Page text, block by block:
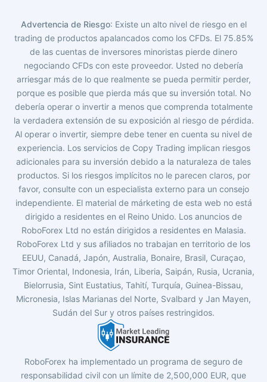
Advertencia de Riesgo: Existe un alto nivel de riesgo en el
trading de productos apalancados como los CFDs. El 75.85%
de las cuentas de inversores minoristas pierde dinero
negociando CFDs con este proveedor. Usted no debería
arriesgar más de lo que realmente se pueda permitir perder,
porque es posible que pierda más que su inversión total. No
debería operar o invertir a menos que comprenda totalmente
la verdadera extensión de su exposición al riesgo de pérdida.
Al operar o invertir, siempre debe tener en cuenta su nivel de
experiencia. Los servicios de Copy Trading implican riesgos
adicionales para su inversión debido a la naturaleza de tales
productos. Si los riesgos implícitos no le parecen claros, por
favor, consulte con un especialista externo para un consejo
independiente. El material de márketing de esta web no está
dirigido a residentes en el Reino Unido. Los anuncios de
RoboForex Ltd no están dirigidos a residentes en Malasia.
RoboForex Ltd y sus afiliados no trabajan en territorio de los
EEUU, Canadá, Japón, Australia, Bonaire, Brasil, Curaçao,
Timor Oriental, Indonesia, Irán, Liberia, Saipán, Rusia, Ucrania,
Bielorrusia, Sint Eustatius, Tahití, Turquía, Guinea-Bissau,
Micronesia, Islas Marianas del Norte, Svalbard y Jan Mayen,
Sudán del Sur y otros países restringidos.
RoboForex ha implementado un programa de seguro de
responsabilidad civil con un límite de 2,500,000 EUR, que